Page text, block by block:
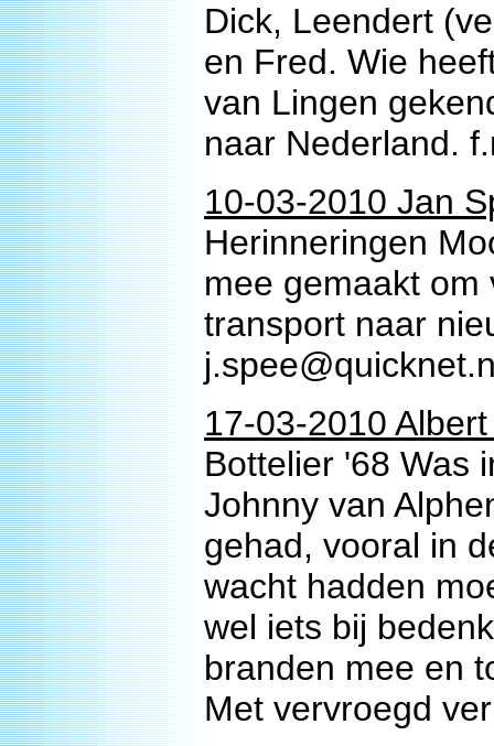
Dick, Leendert
en Fred. Wie
van Lingen
naar Nederland.
10-03-2010 Jan
Herinneringen
mee gemaakt
transport naar
17-03-2010
Bottelier '68 Was
Johnny van
gehad, vooral in
wacht hadden
wel iets bij
branden mee en
Met vervroegd